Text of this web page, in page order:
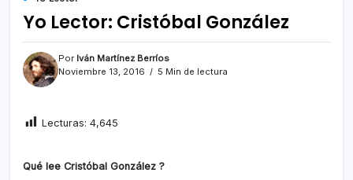
Yo Lector: Cristóbal González
Por Iván Martínez Berríos
Noviembre 13, 2016
5 Min de lectura
Lecturas: 4,645
Qué lee Cristóbal González ?